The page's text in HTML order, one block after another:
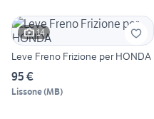
14
Leve Freno Frizione per HONDA
95 €
Lissone(MB)